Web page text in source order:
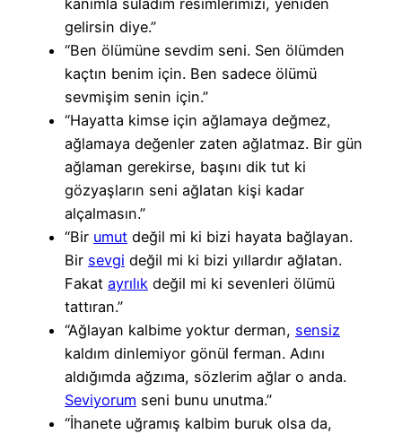
kanımla suladım resimlerimizi, yeniden
gelirsin diye.”
“Ben ölümüne sevdim seni. Sen ölümden
kaçtın benim için. Ben sadece ölümü
sevmişim senin için.”
“Hayatta kimse için ağlamaya değmez,
ağlamaya değenler zaten ağlatmaz. Bir gün
ağlaman gerekirse, başını dik tut ki
gözyaşların seni ağlatan kişi kadar
alçalmasın.”
“Bir umut değil mi ki bizi hayata bağlayan.
Bir sevgi değil mi ki bizi yıllardır ağlatan.
Fakat ayrılık değil mi ki sevenleri ölümü
tattıran.”
“Ağlayan kalbime yoktur derman, sensiz
kaldım dinlemiyor gönül ferman. Adını
aldığımda ağzıma, sözlerim ağlar o anda.
Seviyorum seni bunu unutma.”
“İhanete uğramış kalbim buruk olsa da,